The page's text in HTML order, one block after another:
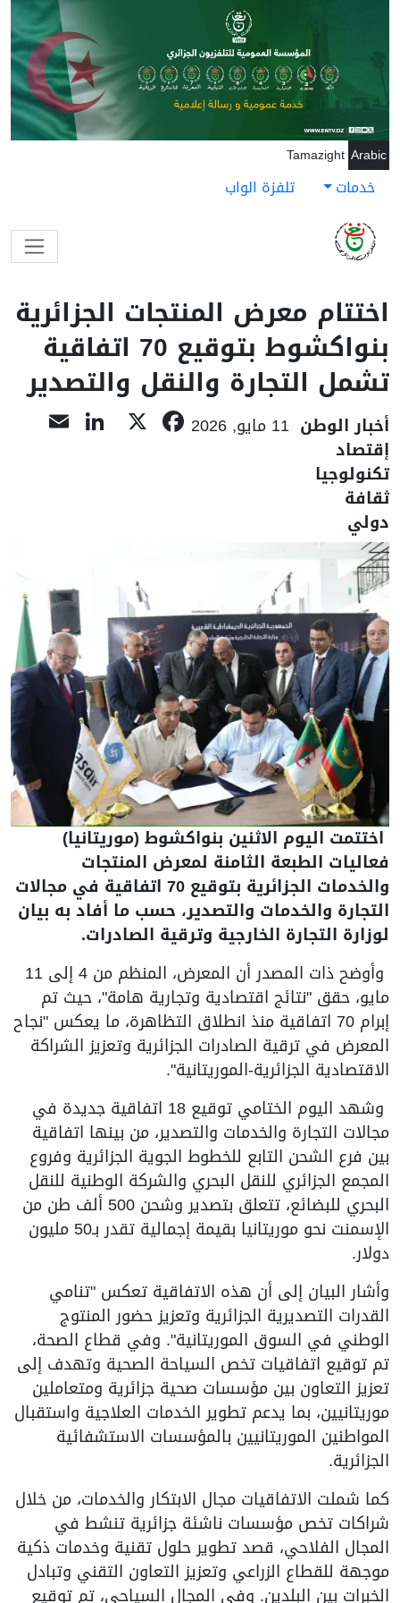
تجاوز إلى المحتوى الرئيسي
Arabic
Tamazight
خدمات تلفزة الواب
اختتام معرض المنتجات الجزائرية
بنواكشوط بتوقيع 70 اتفاقية
تشمل التجارة والنقل والتصدير
أخبار الوطن
إقتصاد
تكنولوجيا
ثقافة
دولي
11 مايو, 2026 Facebook
اختتمت اليوم الاثنين بنواكشوط (موريتانيا)
فعاليات الطبعة الثامنة لمعرض المنتجات
والخدمات الجزائرية بتوقيع 70 اتفاقية في مجالات
التجارة والخدمات والتصدير، حسب ما أفاد به بيان
لوزارة التجارة الخارجية وترقية الصادرات.
وأوضح ذات المصدر أن المعرض، المنظم من 4 إلى 11
مايو، حقق "نتائج اقتصادية وتجارية هامة"، حيث تم
إبرام 70 اتفاقية منذ انطلاق التظاهرة، ما يعكس "نجاح
المعرض في ترقية الصادرات الجزائرية وتعزيز الشراكة
الاقتصادية الجزائرية-الموريتانية".
وشهد اليوم الختامي توقيع 18 اتفاقية جديدة في
مجالات التجارة والخدمات والتصدير، من بينها اتفاقية
بين فرع الشحن التابع للخطوط الجوية الجزائرية وفروع
المجمع الجزائري للنقل البحري والشركة الوطنية للنقل
البحري للبضائع، تتعلق بتصدير وشحن 500 ألف طن من
الإسمنت نحو موريتانيا بقيمة إجمالية تقدر بـ50 مليون
دولار.
وأشار البيان إلى أن هذه الاتفاقية تعكس "تنامي
القدرات التصديرية الجزائرية وتعزيز حضور المنتوج
الوطني في السوق الموريتانية". وفي قطاع الصحة،
تم توقيع اتفاقيات تخص السياحة الصحية وتهدف إلى
تعزيز التعاون بين مؤسسات صحية جزائرية ومتعاملين
موريتانيين، بما يدعم تطوير الخدمات العلاجية واستقبال
المواطنين الموريتانيين بالمؤسسات الاستشفائية
الجزائرية.
كما شملت الاتفاقيات مجال الابتكار والخدمات، من خلال
شراكات تخص مؤسسات ناشئة جزائرية تنشط في
المجال الفلاحي، قصد تطوير حلول تقنية وخدمات ذكية
موجهة للقطاع الزراعي وتعزيز التعاون التقني وتبادل
الخبرات بين البلدين. وفي المجال السياحي، تم توقيع